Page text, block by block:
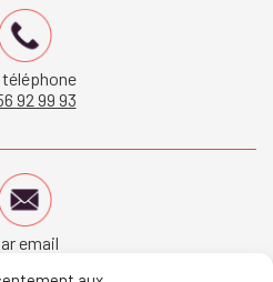
téléphone
92 99 93
email